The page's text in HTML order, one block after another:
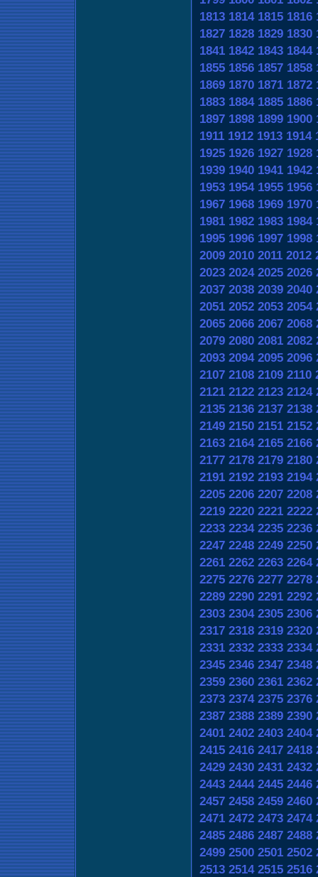
1813 1814 1815 1816
1827 1828 1829 1830
1841 1842 1843 1844
1855 1856 1857 1858
1869 1870 1871 1872
1883 1884 1885 1886
1897 1898 1899 1900
1911 1912 1913 1914
1925 1926 1927 1928
1939 1940 1941 1942
1953 1954 1955 1956
1967 1968 1969 1970
1981 1982 1983 1984
1995 1996 1997 1998
2009 2010 2011 2012
2023 2024 2025 2026
2037 2038 2039 2040
2051 2052 2053 2054
2065 2066 2067 2068
2079 2080 2081 2082
2093 2094 2095 2096
2107 2108 2109 2110
2121 2122 2123 2124
2135 2136 2137 2138
2149 2150 2151 2152
2163 2164 2165 2166
2177 2178 2179 2180
2191 2192 2193 2194
2205 2206 2207 2208
2219 2220 2221 2222
2233 2234 2235 2236
2247 2248 2249 2250
2261 2262 2263 2264
2275 2276 2277 2278
2289 2290 2291 2292
2303 2304 2305 2306
2317 2318 2319 2320
2331 2332 2333 2334
2345 2346 2347 2348
2359 2360 2361 2362
2373 2374 2375 2376
2387 2388 2389 2390
2401 2402 2403 2404
2415 2416 2417 2418
2429 2430 2431 2432
2443 2444 2445 2446
2457 2458 2459 2460
2471 2472 2473 2474
2485 2486 2487 2488
2499 2500 2501 2502
2513 2514 2515 2516